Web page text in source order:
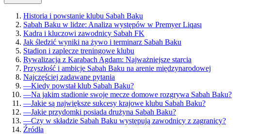
Historia i powstanie klubu Sabah Baku
Sabah Baku w lidze: Analiza występów w Premyer Liqası
Kadra i kluczowi zawodnicy Sabah FK
Jak śledzić wyniki na żywo i terminarz Sabah Baku
Stadion i zaplecze treningowe klubu
Rywalizacja z Karabach Agdam: Najważniejsze starcia
Przyszłość i ambicje Sabah Baku na arenie międzynarodowej
Najczęściej zadawane pytania
—Kiedy powstał klub Sabah Baku?
—Na jakim stadionie swoje mecze domowe rozgrywa Sabah Baku?
—Jakie są największe sukcesy krajowe klubu Sabah Baku?
—Jakie przydomki posiada drużyna Sabah Baku?
—Czy w składzie Sabah Baku występują zawodnicy z zagranicy?
Źródła